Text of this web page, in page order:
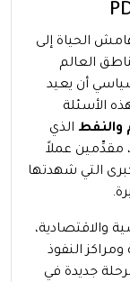
الحياة إلى
العالم
أن يعيد
الأسئلة
والنفط الذي
مقدِّمين عملاً
التي شهدتها
والاقتصادية،
النفوذ
جديدة في